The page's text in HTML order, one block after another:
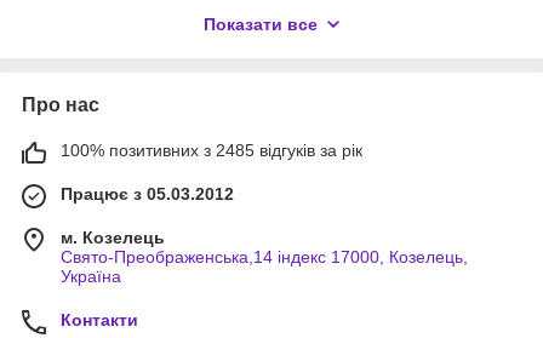
ви знайдете все необхідне для вашої бензопили, від ланцюгів
в гарному стані і продовжить її термін служби. Замовляйте
ми доставимо їх вам в найкоротші терміни.
Обирайте якість та надійність разом з Instrumentik!
Husqvarna 254 ви можете дізнатися на нашому сайті за
посиланням
Бензопила ХУСКВАРНА 254
Показати все
Про нас
100% позитивних з 2485 відгуків за рік
Працює з 05.03.2012
м. Козелець
Свято-Преображенська,14 індекс 17000, Козелець,
Україна
Контакти